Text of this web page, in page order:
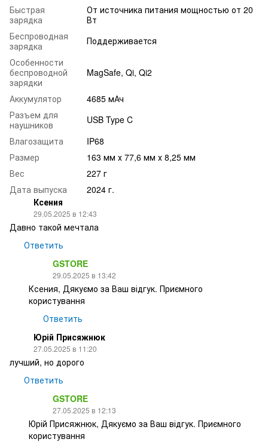
Быстрая
зарядка
От источника питания мощностью от 20
Вт
Беспроводная
зарядка
Поддерживается
Особенности
беспроводной
зарядки
MagSafe, Qi, Qi2
Аккумулятор
4685 мАч
Разъем для
наушников
USB Type C
Влагозащита
IP68
Размер
163 мм х 77,6 мм х 8,25 мм
Вес
227 г
Дата выпуска
2024 г.
Ксения
29.05.2025 в 12:43
Давно такой мечтала
Ответить
GSTORE
29.05.2025 в 13:42
Ксения, Дякуємо за Ваш відгук. Приємного
користування
Ответить
Юрій Присяжнюк
27.05.2025 в 11:20
лучший, но дорого
Ответить
GSTORE
27.05.2025 в 12:13
Юрій Присяжнюк, Дякуємо за Ваш відгук. Приємного
користування